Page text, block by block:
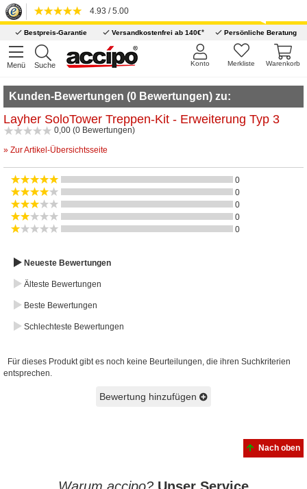
4.93 / 5.00
Bestpreis-Garantie Versandkostenfrei ab 140€* Persönliche Beratung
Menü Suche Warenkorb
Merkliste
Konto
Kunden-Bewertungen (0 Bewertungen) zu:
Layher SoloTower Treppen-Kit - Erweiterung Typ 3
0,00 (0 Bewertungen)
» Zur Artikel-Übersichtsseite
0
0
0
0
0
Neueste Bewertungen
Älteste Bewertungen
Beste Bewertungen
Schlechteste Bewertungen
Für dieses Produkt gibt es noch keine Beurteilungen, die ihren Suchkriterien
entsprechen.
Bewertung hinzufügen
Nach oben